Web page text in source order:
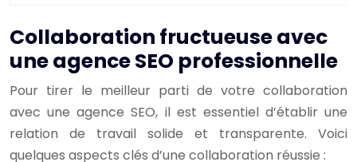
Collaboration fructueuse avec
une agence SEO professionnelle
Pour tirer le meilleur parti de votre collaboration
avec une agence SEO, il est essentiel d’établir une
relation de travail solide et transparente. Voici
quelques aspects clés d’une collaboration réussie :